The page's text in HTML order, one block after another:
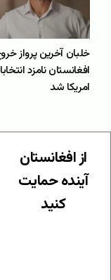
خلبان آخرین پرواز
افغانستان نامزد
امریکا شد
از افغانستان
آینده حمایت
کنید